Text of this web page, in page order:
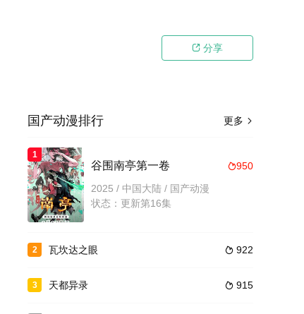
 分享
更多 
国产动漫排行
1
950
谷围南亭第一卷
2025 / 中国大陆 / 国产动漫
状态：更新第16集
2  922
瓦坎达之眼
3  915
天都异录